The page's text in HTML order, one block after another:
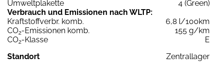
Umweltplakette
4 (Green)
Verbrauch und Emissionen nach WLTP:
Kraftstoffverbr. komb.
6,8 l/100km
CO2-Emissionen komb.
155 g/km
CO2-Klasse
E
Standort
Zentrallager